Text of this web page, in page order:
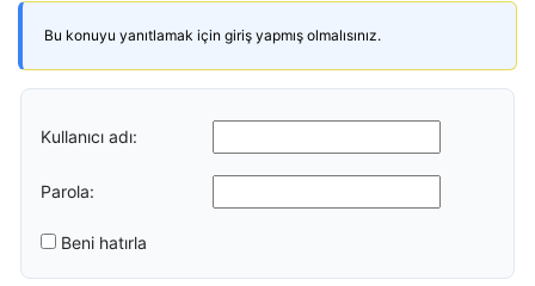
Bu konuyu yanıtlamak için giriş yapmış olmalısınız.
Kullanıcı adı:
Parola:
Beni hatırla